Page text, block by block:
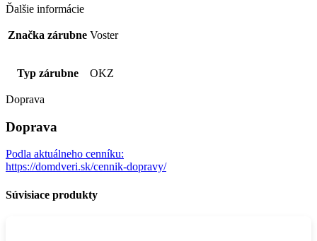
Ďalšie informácie
Značka zárubne Voster
Typ zárubne OKZ
Doprava
Doprava
Podla aktuálneho cenníku:
https://domdveri.sk/cennik-dopravy/
Súvisiace produkty